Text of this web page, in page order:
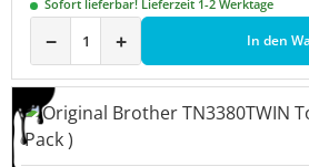
Sofort lieferbar! Lieferzeit 1-2 Werktage
− + In den